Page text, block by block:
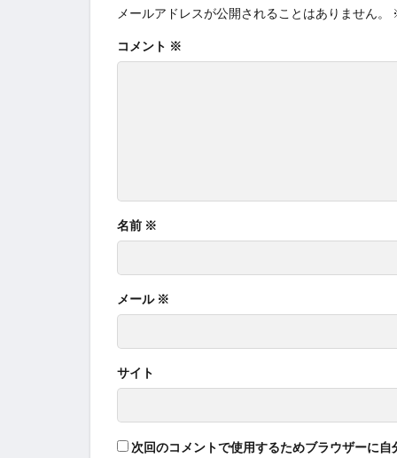
メールアドレスが公開されることはありません。
コメント ※
名前 ※
メール ※
サイト
次回のコメントで使用するためブラウザーに